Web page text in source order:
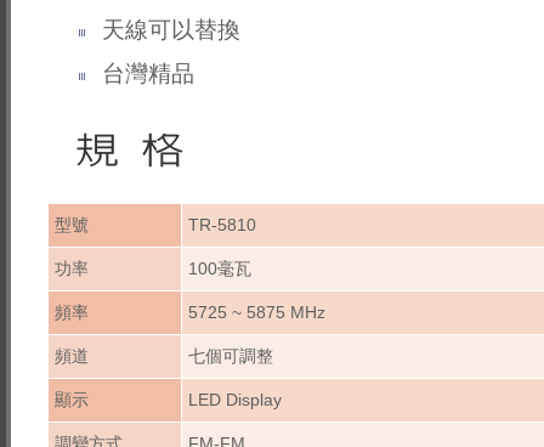
天線可以替換
台灣精品
型號 TR-5810
功率 100毫瓦
頻率 5725 ~ 5875 MHz
頻道 七個可調整
顯示 LED Display